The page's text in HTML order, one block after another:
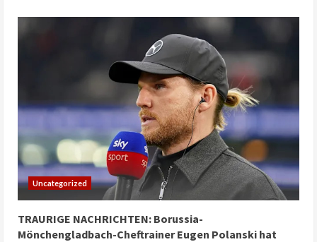
Uncategorized
TRAURIGE NACHRICHTEN: Borussia-
Mönchengladbach-Cheftrainer Eugen Polanski hat